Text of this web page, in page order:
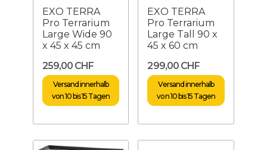
EXO TERRA
Pro Terrarium
Large Wide 90
x 45 x 45 cm
259,00 CHF
Versand innerhalb
von 10 bis 15 Tagen
EXO TERRA
Pro Terrarium
Large Tall 90 x
45 x 60 cm
299,00 CHF
Versand innerhalb
von 10 bis 15 Tagen